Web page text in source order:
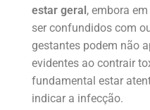
estar geral, embora
ser confundidos com
gestantes podem não
evidentes ao contrair
fundamental estar
indicar a infecção.